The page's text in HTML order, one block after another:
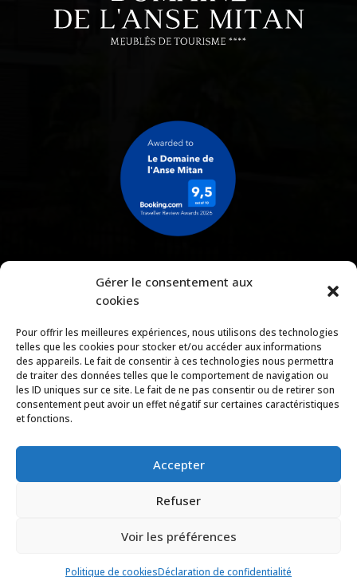
Gérer le consentement aux
cookies
Pour offrir les meilleures expériences, nous utilisons des technologies
telles que les cookies pour stocker et/ou accéder aux informations
des appareils. Le fait de consentir à ces technologies nous permettra
de traiter des données telles que le comportement de navigation ou
les ID uniques sur ce site. Le fait de ne pas consentir ou de retirer son
consentement peut avoir un effet négatif sur certaines caractéristiques
et fonctions.
Accepter
Refuser
Voir les préférences
Politique de cookiesDéclaration de confidentialité
Téléchargez notre brochure
Copyright © 2026 | Mentions légales
Domaine de l’Anse Mitan